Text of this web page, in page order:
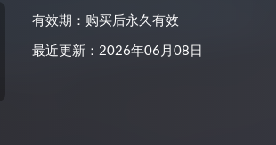
有效期：购买后永久有效
最近更新：2026年06月08日